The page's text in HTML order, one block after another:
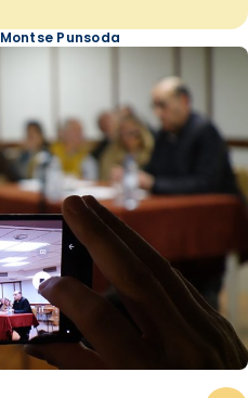
Montse Punsoda